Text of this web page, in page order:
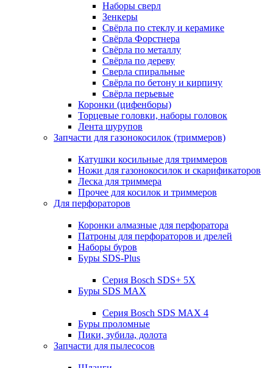
Наборы сверл
Зенкеры
Свёрла по стеклу и керамике
Свёрла Форстнера
Свёрла по металлу
Свёрла по дереву
Сверла спиральные
Свёрла по бетону и кирпичу
Свёрла перьевые
Коронки (цифенборы)
Торцевые головки, наборы головок
Лента шурупов
Запчасти для газонокосилок (триммеров)
Катушки косильные для триммеров
Ножи для газонокосилок и скарификаторов
Леска для триммера
Прочее для косилок и триммеров
Для перфораторов
Коронки алмазные для перфоратора
Патроны для перфораторов и дрелей
Наборы буров
Буры SDS-Plus
Серия Bosch SDS+ 5X
Буры SDS MAX
Серия Bosch SDS MAX 4
Буры проломные
Пики, зубила, долота
Запчасти для пылесосов